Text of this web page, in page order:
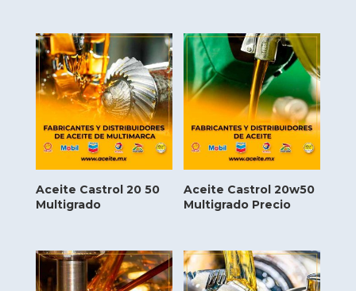
Aceite Castrol 20 50
Multigrado
Aceite Castrol 20w50
Multigrado Precio